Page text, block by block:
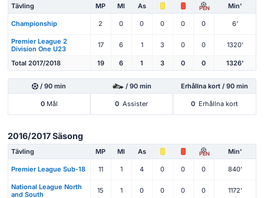
Tävling MP Ml As PEN Min'
Championship 2 0 0 0 0 0 6'
Premier League 2
Division One U23
17 6 1 3 0 0 1320'
Total 2017/2018 19 6 1 3 0 0 1326'
/ 90 min / 90 min Erhållna kort / 90 min
0Mål 0 Assister 0 Erhållna kort
2016/2017 Säsong
Tävling MP Ml As PEN Min'
Premier League Sub-18 11 1 4 0 0 0 840'
National League North
and South
15 1 0 0 0 0 1172'